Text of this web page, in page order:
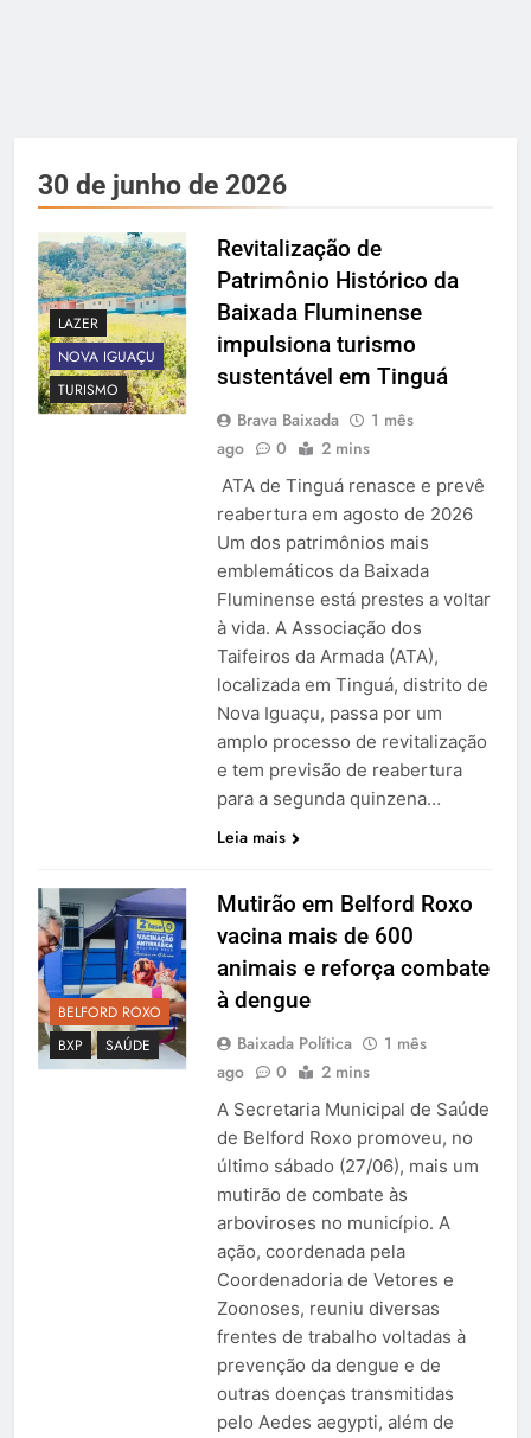
30 de junho de 2026
LAZER
NOVA IGUAÇU
TURISMO
Revitalização de
Patrimônio Histórico da
Baixada Fluminense
impulsiona turismo
sustentável em Tinguá
Brava Baixada
1 mês
ago
0 2 mins
ATA de Tinguá renasce e prevê
reabertura em agosto de 2026
Um dos patrimônios mais
emblemáticos da Baixada
Fluminense está prestes a voltar
à vida. A Associação dos
Taifeiros da Armada (ATA),
localizada em Tinguá, distrito de
Nova Iguaçu, passa por um
amplo processo de revitalização
e tem previsão de reabertura
para a segunda quinzena…
Leia mais
BELFORD ROXO
BXP
SAÚDE
Mutirão em Belford Roxo
vacina mais de 600
animais e reforça combate
à dengue
Baixada Política
1 mês
ago
0 2 mins
A Secretaria Municipal de Saúde
de Belford Roxo promoveu, no
último sábado (27/06), mais um
mutirão de combate às
arboviroses no município. A
ação, coordenada pela
Coordenadoria de Vetores e
Zoonoses, reuniu diversas
frentes de trabalho voltadas à
prevenção da dengue e de
outras doenças transmitidas
pelo Aedes aegypti, além de